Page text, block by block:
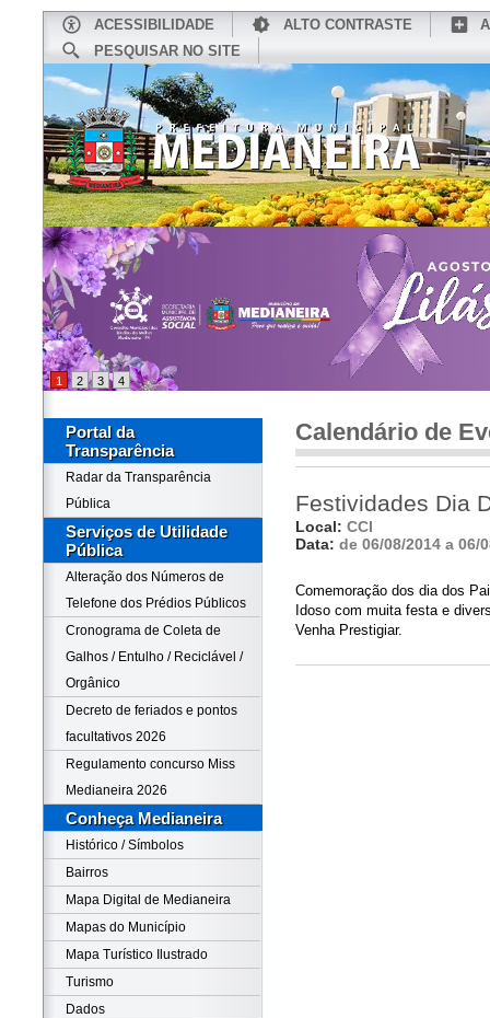
ACESSIBILIDADE ALTO CONTRASTE
PESQUISAR NO SITE
CONHEÇA MEDIANEIRA
1 2 3 4
Portal da
Transparência
Radar da Transparência
Pública
Serviços de Utilidade
Pública
Alteração dos Números de
Telefone dos Prédios Públicos
Cronograma de Coleta de
Galhos / Entulho / Reciclável /
Orgânico
Decreto de feriados e pontos
facultativos 2026
Regulamento concurso Miss
Medianeira 2026
Conheça Medianeira
Histórico / Símbolos
Bairros
Mapa Digital de Medianeira
Mapas do Município
Mapa Turístico Ilustrado
Turismo
Dados
Calendário de
Festividades Dia
Local: CCI
Data: de 06/08/2014 a 06/
Comemoração dos dia dos
Idoso com muita festa e
Venha Prestigiar.